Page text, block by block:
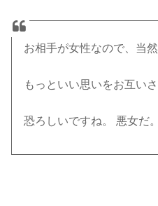
お相手が女性なので、当
もっといい思いをお互い
恐ろしいですね。 悪女だ。